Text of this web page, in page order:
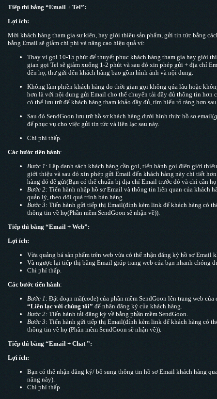
Tiếp thì bằng “Email + Tel”:
Lợi ích:
Mời khách hàng tham gia sự kiện, hay giới thiệu sản phẩm, gửi tin tức bằng
bằng Email sẽ giảm chi phí và nâng cao hiệu quả vì:
Thay vì gọi 10-15 phút để thuyết phục khách hàng tham gia hay giới
gian gọi Tel sẽ giảm xuống 1-2 phút và sau đó xin phép gửi + địa chỉ
đến họ, thư gửi đến khách hàng bao gồm hình ảnh và nội dung.
Không làm phiền khách hàng do thời gian gọi không qúa lâu hoặc
hơn là với nội dung gửi Email cho thể chuyển tải đầy đủ thông tin hơn
có thể lưu trữ để khách hàng tham khảo đầy đủ, tìm hiểu rỏ ràng hơn
Sau đó SendGoon lưu trữ hồ sơ khách hàng dưới hình thức hồ sơ email(
để phục vụ cho việc gửi tin tức và liên lạc sau này.
Chi phí thấp.
Các bước tiến hành:
Bước 1 : Lập danh sách khách hàng cần gọi, tiến hành gọi điện giới
giới thiệu và sau đó xin phép gửi Email đến khách hàng này chi tiết
hàng đó để gửi(Bạn có thể chuẩn bị địa chỉ Email trước đó và chỉ cần
Bước 2: Tiến hành nhập hồ sơ Email và thông tin liên quan của khách
quản lý, theo dõi quá trình bán hàng.
Bước 3: Tiến hành gửi tiếp thị Email(đính kèm link để khách hàng có
thông tin về họ(Phần mềm SendGoon sẽ nhận về)).
Tiếp thì bằng “Email + Web”:
Lợi ích:
Vừa quảng bá sản phẩm trên web vừa có thể nhận đăng ký hồ sơ Email
Và ngược lại tiếp thị bằng Email giúp trang web của bạn nhanh chóng
Chi phí thấp.
Các bước tiến hành:
Bước 1 : Đặt đoạn mã(code) của phần mềm SendGoon lên trang web
“Liên lạc với chúng tôi” để nhận đăng ký của khách hàng.
Bước 2: Tiến hành tải đăng ký về bằng phần mềm SendGoon.
Bước 3: Tiến hành gửi tiếp thị Email(đính kèm link để khách hàng có
thông tin về họ (Phần mềm SendGoon sẽ nhận về)).
Tiếp thì bằng “Email + Chat ”:
Lợi ích:
Bạn có thể nhận đăng ký/ bổ sung thông tin hồ sơ Email khách hàng
năng này).
Chi phí thấp